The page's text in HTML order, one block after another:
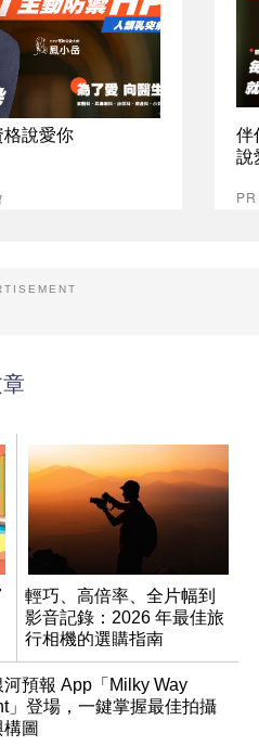
說愛你
伴
說
輕巧、高倍率、全片幅到
影音記錄：2026 年最佳旅
行相機的選購指南
河預報 App「Milky Way
」登場，一鍵掌握最佳拍攝
圖